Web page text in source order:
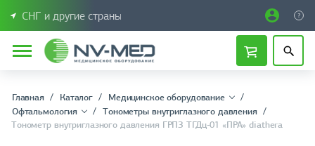
СНГ и другие страны
Главная Каталог
Медицинское оборудование
Офтальмология
Тонометры внутриглазного давления
Тонометр внутриглазного давления ГРПЗ ТГДц-01 «ПРА» diathera